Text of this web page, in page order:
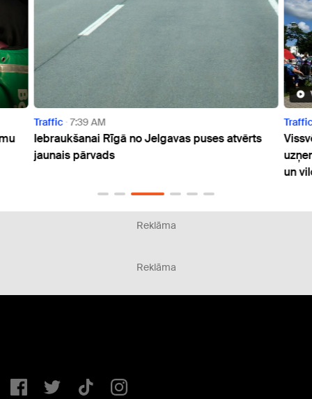
Traffic 7:39 AM
Iebraukšanai Rīgā no Jelgavas puses atvērts
jaunais pārvads
un
Reklāma
Reklāma